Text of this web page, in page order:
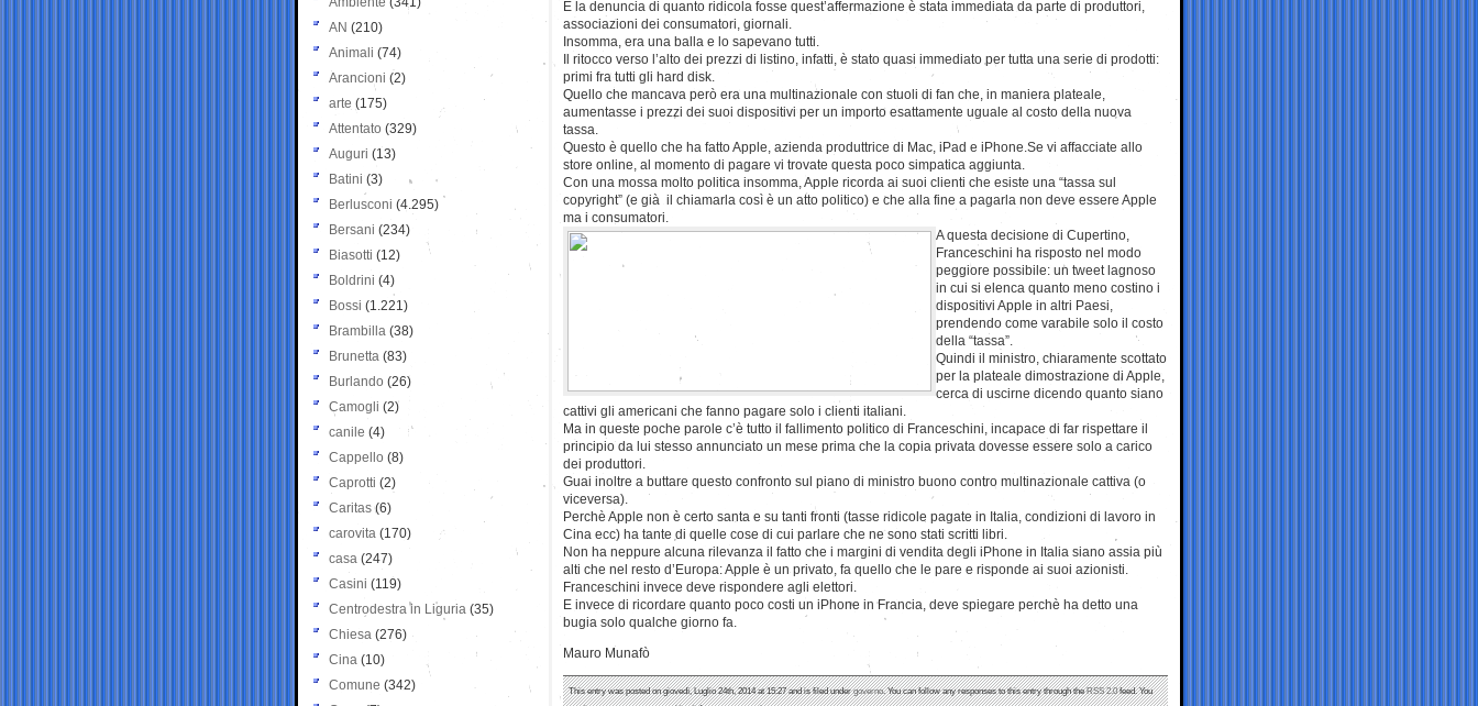
E la denuncia di quanto ridicola fosse quest’affermazione è stata immediata da parte di produttori,
associazioni dei consumatori, giornali.
Insomma, era una balla e lo sapevano tutti.
Il ritocco verso l’alto dei prezzi di listino, infatti, è stato quasi immediato per tutta una serie di prodotti:
primi fra tutti gli hard disk.
Quello che mancava però era una multinazionale con stuoli di fan che, in maniera plateale,
aumentasse i prezzi dei suoi dispositivi per un importo esattamente uguale al costo della nuova
tassa.
Questo è quello che ha fatto Apple, azienda produttrice di Mac, iPad e iPhone.Se vi affacciate allo
store online, al momento di pagare vi trovate questa poco simpatica aggiunta.
Con una mossa molto politica insomma, Apple ricorda ai suoi clienti che esiste una “tassa sul
copyright” (e già il chiamarla così è un atto politico) e che alla fine a pagarla non deve essere Apple
ma i consumatori.
A questa decisione di Cupertino,
Franceschini ha risposto nel modo
peggiore possibile: un tweet lagnoso
in cui si elenca quanto meno costino i
dispositivi Apple in altri Paesi,
prendendo come varabile solo il costo
della “tassa”.
Quindi il ministro, chiaramente scottato
per la plateale dimostrazione di Apple,
cerca di uscirne dicendo quanto siano
cattivi gli americani che fanno pagare solo i clienti italiani.
Ma in queste poche parole c’è tutto il fallimento politico di Franceschini, incapace di far rispettare il
principio da lui stesso annunciato un mese prima che la copia privata dovesse essere solo a carico
dei produttori.
Guai inoltre a buttare questo confronto sul piano di ministro buono contro multinazionale cattiva (o
viceversa).
Perchè Apple non è certo santa e su tanti fronti (tasse ridicole pagate in Italia, condizioni di lavoro in
Cina ecc) ha tante di quelle cose di cui parlare che ne sono stati scritti libri.
Non ha neppure alcuna rilevanza il fatto che i margini di vendita degli iPhone in Italia siano assia più
alti che nel resto d’Europa: Apple è un privato, fa quello che le pare e risponde ai suoi azionisti.
Franceschini invece deve rispondere agli elettori.
E invece di ricordare quanto poco costi un iPhone in Francia, deve spiegare perchè ha detto una
bugia solo qualche giorno fa.
Mauro Munafò
This entry was posted on giovedì, Luglio 24th, 2014 at 15:27 and is filed undergoverno. You can follow any responses to this entry through theRSS 2.0feed. You
AN (210)
Animali (74)
Arancioni (2)
arte (175)
Attentato (329)
Auguri (13)
Batini (3)
Berlusconi (4.295)
Bersani (234)
Biasotti (12)
Boldrini (4)
Bossi (1.221)
Brambilla (38)
Brunetta (83)
Burlando (26)
Camogli (2)
canile (4)
Cappello (8)
Caprotti (2)
Caritas (6)
carovita (170)
casa (247)
Casini (119)
Centrodestra in Liguria (35)
Chiesa (276)
Cina (10)
Comune (342)